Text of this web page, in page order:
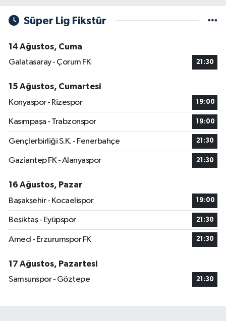
Süper Lig Fikstür
14 Ağustos, Cuma
Galatasaray - Çorum FK
21:30
15 Ağustos, Cumartesi
Konyaspor - Rizespor
19:00
Kasımpaşa - Trabzonspor 19:00
Gençlerbirliği S.K. - Fenerbahçe 21:30
Gaziantep FK - Alanyaspor 21:30
16 Ağustos, Pazar
Başakşehir - Kocaelispor
19:00
Beşiktaş - Eyüpspor 21:30
Amed - Erzurumspor FK 21:30
17 Ağustos, Pazartesi
Samsunspor - Göztepe
21:30